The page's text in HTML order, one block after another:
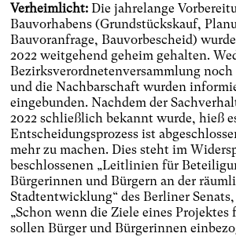
Verheimlicht: Die jahrelange
Bauvorhabens (Grundstückskauf,
Bauvoranfrage, Bauvorbescheid)
2022 weitgehend geheim gehalten.
Bezirksverordnetenversammlung
und die Nachbarschaft wurden
eingebunden. Nachdem der
2022 schließlich bekannt wurde, hieß
Entscheidungsprozess ist
mehr zu machen. Dies steht im
beschlossenen „Leitlinien für
Bürgerinnen und Bürgern an der
Stadtentwicklung“ des Berliner
„Schon wenn die Ziele eines
sollen Bürger und Bürgerinnen